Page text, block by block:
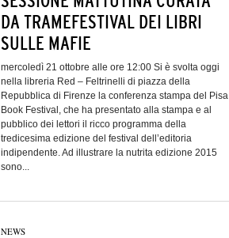
DA TRAMEFESTIVAL DEI LIBRI
SULLE MAFIE
mercoledì 21 ottobre alle ore 12:00 Si è svolta oggi
nella libreria Red – Feltrinelli di piazza della
Repubblica di Firenze la conferenza stampa del Pisa
Book Festival, che ha presentato alla stampa e al
pubblico dei lettori il ricco programma della
tredicesima edizione del festival dell’editoria
indipendente. Ad illustrare la nutrita edizione 2015
sono...
NEWS